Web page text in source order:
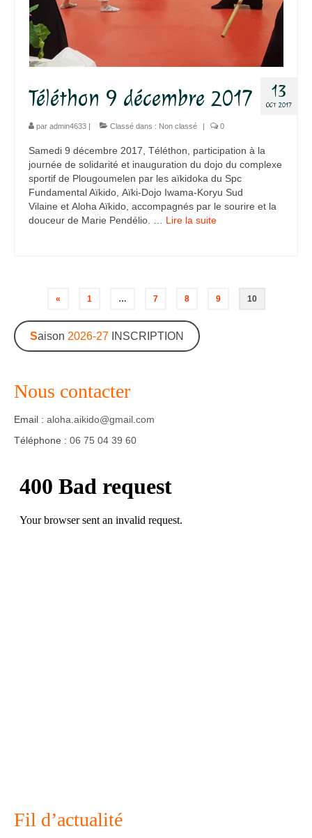
13
OCT 2017
Téléthon 9 décembre 2017
par admin4633 | Classé dans : Non classé | 0
Samedi 9 décembre 2017, Téléthon, participation à la
journée de solidarité et inauguration du dojo du complexe
sportif de Plougoumelen par les aïkidoka du Spc
Fundamental Aïkido, Aïki-Dojo Iwama-Koryu Sud
Vilaine et Aloha Aïkido, accompagnés par le sourire et la
douceur de Marie Pendélio. … Lire la suite­­
Navigation
des
articles
« 1 … 7 8 9 10
Saison 2026-27INSCRIPTION
Nous contacter
Email : aloha.aikido@gmail.com
Téléphone : 06 75 04 39 60
Fil d’actualité